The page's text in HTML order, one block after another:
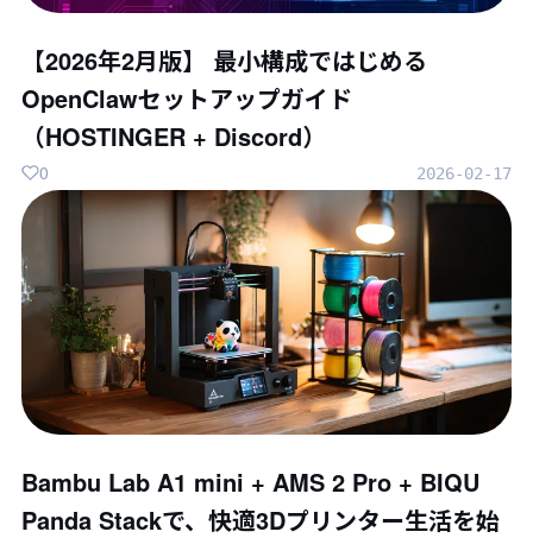
【2026年2月版】 最小構成ではじめる
OpenClawセットアップガイド
（HOSTINGER + Discord）
2026-02-17
0
Bambu Lab A1 mini + AMS 2 Pro + BIQU
Panda Stackで、快適3Dプリンター生活を始